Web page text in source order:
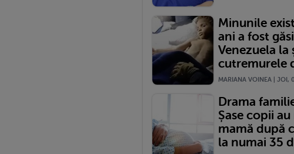
Minunile
ani a fost
Venezuela la
cutremurele
MARIANA VOINEA | JOI,
Drama
Șase copii
mamă după
la numai 35